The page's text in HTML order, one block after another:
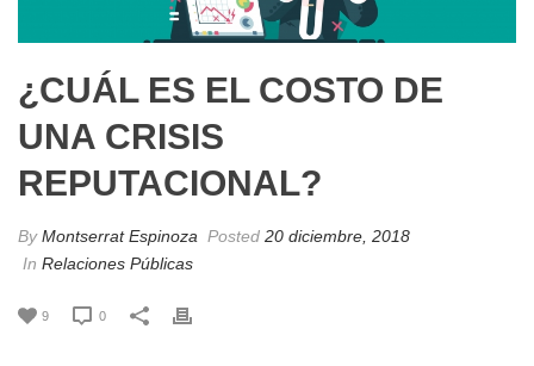
¿CUÁL ES EL COSTO DE
UNA CRISIS
REPUTACIONAL?
ByMontserrat Espinoza Posted 20 diciembre, 2018
In Relaciones Públicas
9 0